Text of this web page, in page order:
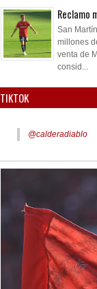
Reclamo
San
millones
venta de
consid...
TIKTOK
@calderadiablo